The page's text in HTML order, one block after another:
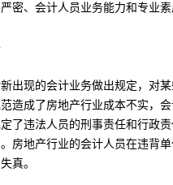
密、会计人员业务能力和专业
出现的会计业务做出规定，对
造成了房地产行业成本不实，
了违法人员的刑事责任和行政
房地产行业的会计人员在违背
真。